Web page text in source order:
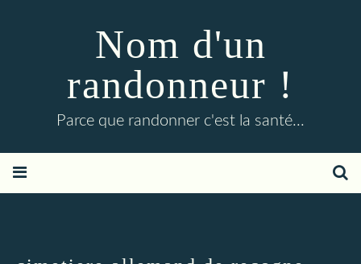
Nom d'un
randonneur !
Parce que randonner c'est la santé...